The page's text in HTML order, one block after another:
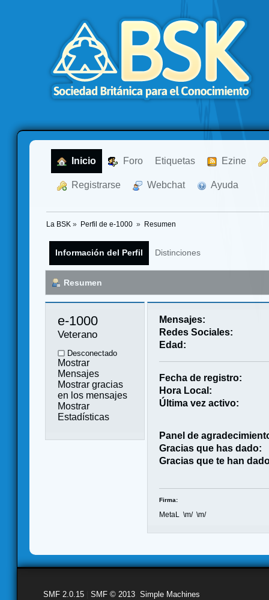
Inicio Foro Etiquetas Ezine
Registrarse Webchat Ayuda
La BSK » Perfil de e-1000 » Resumen
Información del Perfil Distinciones
Resumen
e-1000
Veterano
Desconectado
Mostrar
Mensajes
Mostrar gracias
en los mensajes
Mostrar
Estadísticas
Mensajes:
Redes Sociales:
Edad:
Fecha de registro:
Hora Local:
Última vez activo:
Panel de
Gracias que has dado:
Gracias que te han
Firma:
MetaL \m/ \m/
SMF 2.0.15 SMF © 2013 Simple Machines